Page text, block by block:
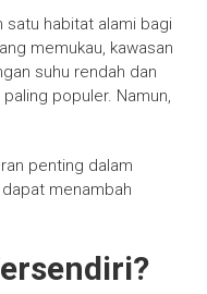
satu habitat alami bagi
memukau, kawasan
suhu rendah dan
populer. Namun,
penting dalam
menambah